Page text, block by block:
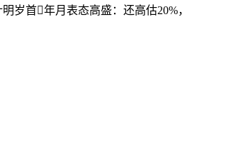
岁首年月表态高盛：还高估20%，